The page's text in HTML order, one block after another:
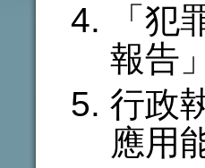
「
報告
行政
應用